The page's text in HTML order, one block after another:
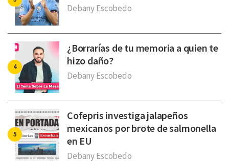
Debany Escobedo
¿Borrarías de tu memoria a quien te
hizo daño?
Debany Escobedo
Cofepris investiga jalapeños
mexicanos por brote de salmonella
en EU
Debany Escobedo